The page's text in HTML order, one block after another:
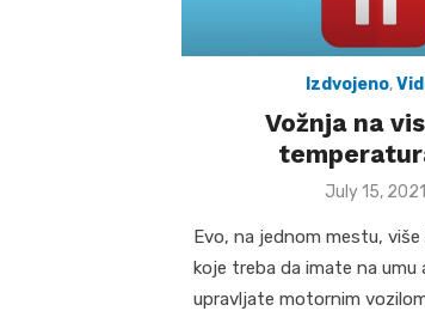
Izdvojeno,
Vožnja na
Posted
July 15, 2021
Evo, na jednom mestu,
koje treba da imate na umu
upravljate motornim